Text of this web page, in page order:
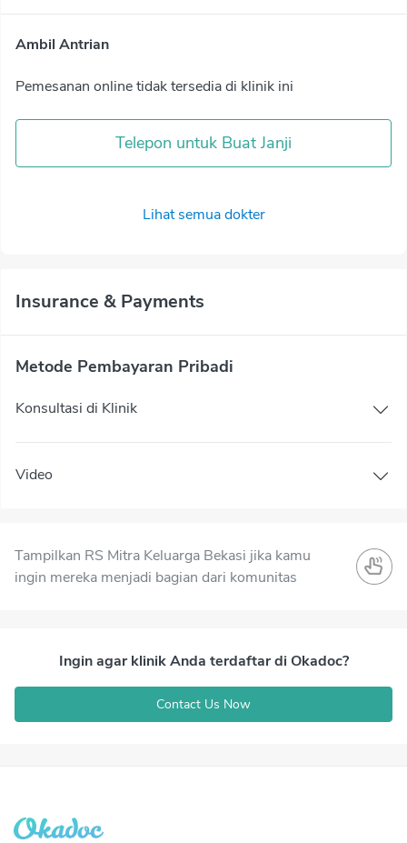
Ambil Antrian
Pemesanan online tidak tersedia di klinik ini
Telepon untuk Buat Janji
Lihat semua dokter
Insurance & Payments
Metode Pembayaran Pribadi
Konsultasi di Klinik
Video
Tampilkan RS Mitra Keluarga Bekasi jika kamu
ingin mereka menjadi bagian dari komunitas
Ingin agar klinik Anda terdaftar di Okadoc?
Contact Us Now